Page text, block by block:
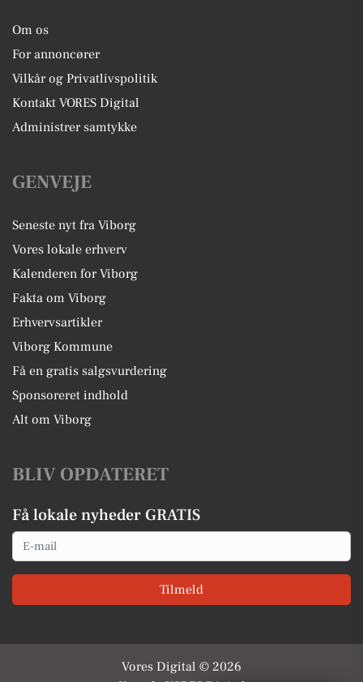
Om os
For annoncører
Vilkår og Privatlivspolitik
Kontakt VORES Digital
Administrer samtykke
GENVEJE
Seneste nyt fra Viborg
Vores lokale erhverv
Kalenderen for Viborg
Fakta om Viborg
Erhvervsartikler
Viborg Kommune
Få en gratis salgsvurdering
Sponsoreret indhold
Alt om Viborg
BLIV OPDATERET
Få lokale nyheder GRATIS
Email
Tilmeld
Vores Digital © 2026